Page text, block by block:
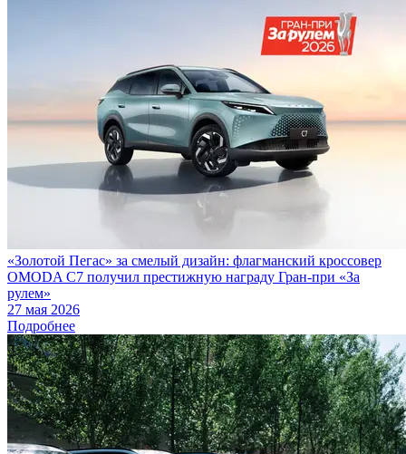
«Золотой Пегас» за смелый дизайн: флагманский кроссовер
OMODA C7 получил престижную награду Гран-при «За
рулем»
27 мая 2026
Подробнее